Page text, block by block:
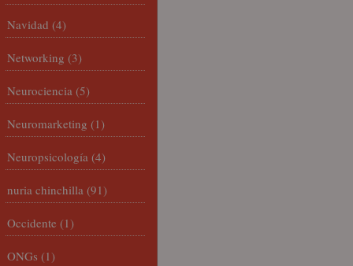
Navidad (4)
Networking (3)
Neurociencia (5)
Neuromarketing (1)
Neuropsicología (4)
nuria chinchilla (91)
Occidente (1)
ONGs (1)